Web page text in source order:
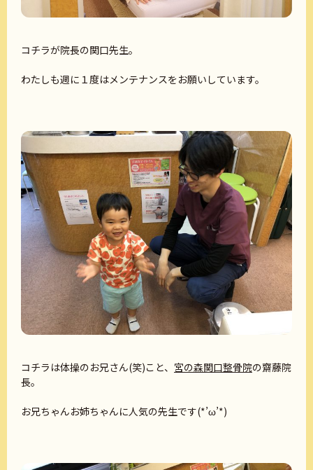
コチラが院長の関口先生。
わたしも週に１度はメンテナンスをお願いしています。
コチラは体操のお兄さん(笑)こと、 宮の森関口整骨院の齋藤院
長。
お兄ちゃんお姉ちゃんに人気の先生です(*’ω’*)